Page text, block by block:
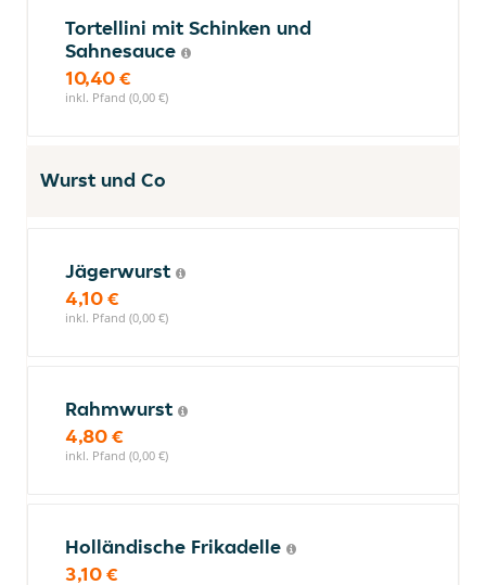
Tortellini mit Schinken und
Sahnesauce
10,40 €
inkl. Pfand (0,00 €)
Wurst und Co
Jägerwurst
4,10 €
inkl. Pfand (0,00 €)
Rahmwurst
4,80 €
inkl. Pfand (0,00 €)
Holländische Frikadelle
3,10 €